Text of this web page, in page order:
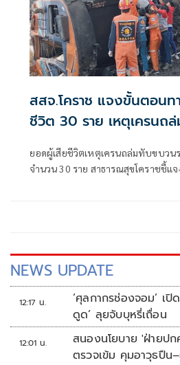
สสจ.โคราช แจงขั้นตอนท
ชีวิต 30 ราย เหตุเครนถ
ยอดผู้เสียชีวิตเหตุเครนถล่มทับขบวน
จำนวน 30 ราย สาธารณสุขโคราชชี้
NEWS UPDATE
12:17 น.
‘ศุลกากรช่องจอม’ เ
ดูด’ ลุยจับบุหรี่เถื่อน
12:01 น.
สนองนโยบาย 'ฝ่ายป
ตรวจเข้ม คุมอาวุธปืน